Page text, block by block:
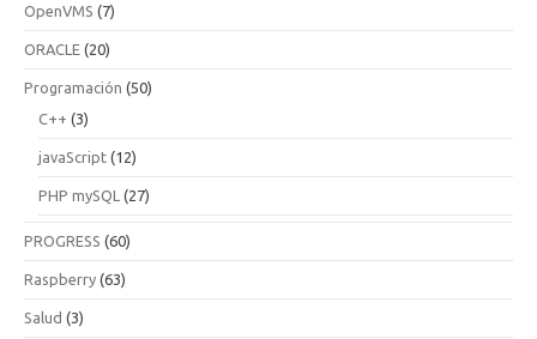
OpenVMS (7)
ORACLE (20)
Programación (50)
C++ (3)
javaScript (12)
PHP mySQL (27)
PROGRESS (60)
Raspberry (63)
Salud (3)